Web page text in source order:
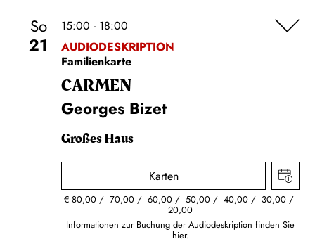
So
21
15:00 - 18:00
AUDIODESKRIPTION
Familienkarte
CARMEN
Georges Bizet
Großes Haus
Karten
€80,00 70,00 60,00 50,00 40,00 30,00
20,00
Informationen zur Buchung der Audiodeskription finden Sie
hier.